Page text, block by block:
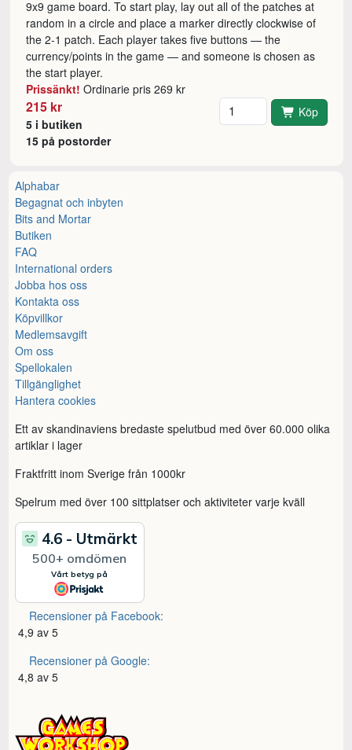
9x9 game board. To start play, lay out all of the patches at
random in a circle and place a marker directly clockwise of
the 2-1 patch. Each player takes five buttons — the
currency/points in the game — and someone is chosen as
the start player.
Prissänkt! Ordinarie pris 269 kr
215 kr
5 i butiken
15 på postorder
Antal Köp
Alphabar
Begagnat och inbyten
Bits and Mortar
Butiken
FAQ
International orders
Jobba hos oss
Kontakta oss
Köpvillkor
Medlemsavgift
Om oss
Spellokalen
Tillgänglighet
Hantera cookies
Ett av skandinaviens bredaste spelutbud med över 60.000 olika
artiklar i lager
Fraktfritt inom Sverige från 1000kr
Spelrum med över 100 sittplatser och aktiviteter varje kväll
Recensioner på Facebook:
4,9 av 5
Recensioner på Google:
4,8 av 5